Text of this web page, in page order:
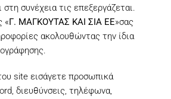
στη συνέχεια τις επεξεργάζεται.
«Γ. ΜΑΓΚΟΥΤΑΣ ΚΑΙ ΣΙΑ ΕΕ»σας
ακολουθώντας την ίδια
site εισάγετε προσωπικά
διευθύνσεις, τηλέφωνα,